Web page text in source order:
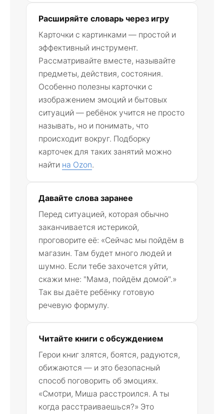
Расширяйте словарь через игру
Карточки с картинками — простой и
эффективный инструмент.
Рассматривайте вместе, называйте
предметы, действия, состояния.
Особенно полезны карточки с
изображением эмоций и бытовых
ситуаций — ребёнок учится не просто
называть, но и понимать, что
происходит вокруг. Подборку
карточек для таких занятий можно
найти на Ozon.
Давайте слова заранее
Перед ситуацией, которая обычно
заканчивается истерикой,
проговорите её: «Сейчас мы пойдём в
магазин. Там будет много людей и
шумно. Если тебе захочется уйти,
скажи мне: "Мама, пойдём домой".»
Так вы даёте ребёнку готовую
речевую формулу.
Читайте книги с обсуждением
Герои книг злятся, боятся, радуются,
обижаются — и это безопасный
способ поговорить об эмоциях.
«Смотри, Миша расстроился. А ты
когда расстраиваешься?» Это